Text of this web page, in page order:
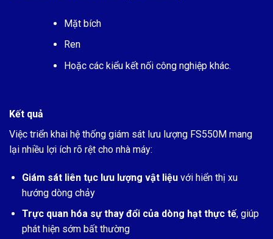
Mặt bích
Ren
Hoặc các kiểu kết nối công nghiệp khác.
Kết quả
Việc triển khai hệ thống giám sát lưu lượng FS550M mang
lại nhiều lợi ích rõ rệt cho nhà máy:
Giám sát liên tục lưu lượng vật liệuvới hiển thị xu
hướng dòng chảy
Trực quan hóa sự thay đổi của dòng hạt thực tế, giúp
phát hiện sớm bất thường